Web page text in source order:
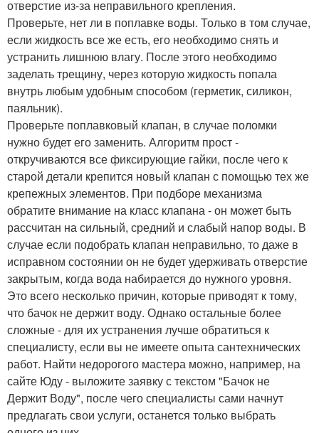
отверстие из-за неправильного крепления.
Проверьте, нет ли в поплавке воды. Только в том случае,
если жидкость все же есть, его необходимо снять и
устранить лишнюю влагу. После этого необходимо
заделать трещину, через которую жидкость попала
внутрь любым удобным способом (герметик, силикон,
паяльник).
Проверьте поплавковый клапан, в случае поломки
нужно будет его заменить. Алгоритм прост -
откручиваются все фиксирующие гайки, после чего к
старой детали крепится новый клапан с помощью тех же
крепежных элементов. При подборе механизма
обратите внимание на класс клапана - он может быть
рассчитан на сильный, средний и слабый напор воды. В
случае если подобрать клапан неправильно, то даже в
исправном состоянии он не будет удерживать отверстие
закрытым, когда вода набирается до нужного уровня.
Это всего несколько причин, которые приводят к тому,
что бачок не держит воду. Однако остальные более
сложные - для их устранения лучше обратиться к
специалисту, если вы не имеете опыта сантехнических
работ. Найти недорогого мастера можно, например, на
сайте Юду - выложите заявку с текстом "Бачок не
Держит Воду", после чего специалисты сами начнут
предлагать свои услуги, останется только выбрать